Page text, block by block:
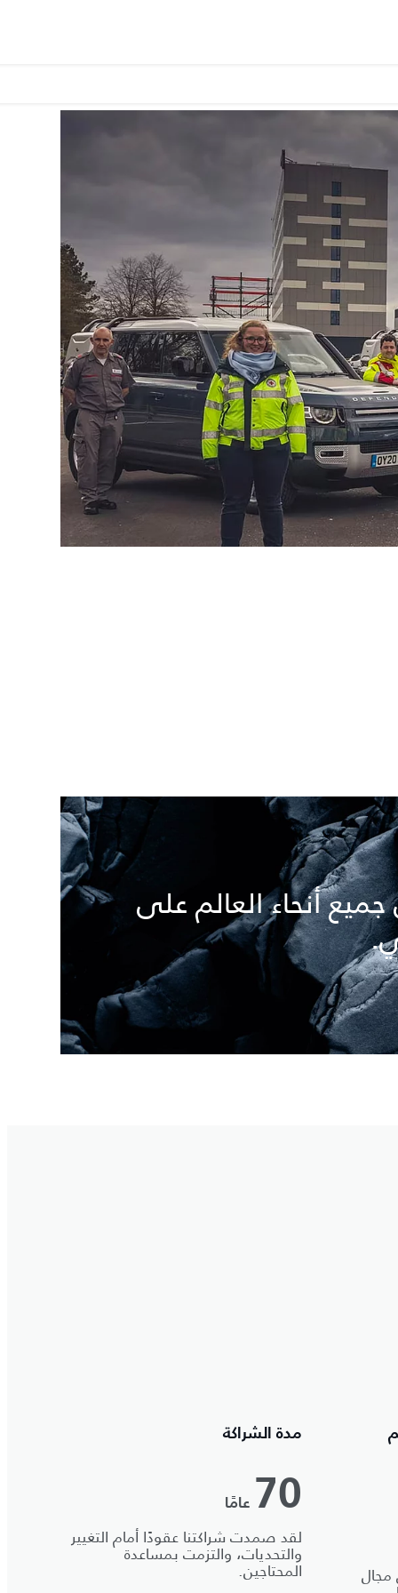
أنحاء العالم على
مجال
مدة الشراكة
70 عامًا
لقد صمدت شراكتنا عقودًا أمام التغيير
والتحديات، والتزمت بمساعدة
المحتاجين.